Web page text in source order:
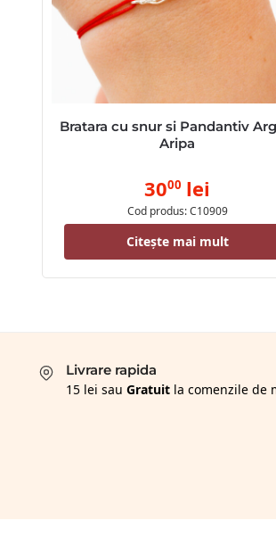
Bratara cu snur si Pandantiv
Aripa
3000 lei
Cod produs: C10909
Citește mai mult
Livrare rapida
15 lei sau Gratuitla comenzile de